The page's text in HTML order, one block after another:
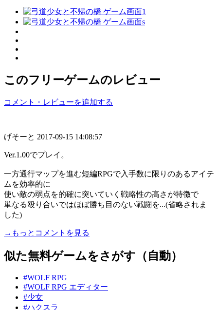
このフリーゲームのレビュー
コメント・レビューを追加する
げそーと 2017-09-15 14:08:57
Ver.1.00でプレイ。
一方通行マップを進む短編RPGで入手数に限りのあるアイテ
ムを効率的に
使い敵の弱点を的確に突いていく戦略性の高さが特徴で
単なる殴り合いではほぼ勝ち目のない戦闘を...(省略されま
した)
→もっとコメントを見る
似た無料ゲームをさがす（自動）
#WOLF RPG
#WOLF RPG エディター
#少女
#ハクスラ